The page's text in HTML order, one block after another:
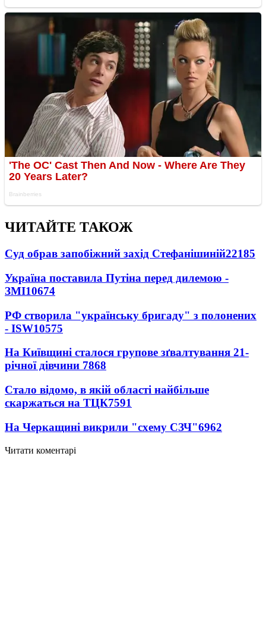
ЧИТАЙТЕ ТАКОЖ
Суд обрав запобіжний захід Стефанішиній22185
Україна поставила Путіна перед дилемою -
ЗМІ10674
РФ створила "українську бригаду" з полонених
- ISW10575
На Київщині сталося групове зґвалтування 21-
річної дівчини 7868
Стало відомо, в якій області найбільше
скаржаться на ТЦК7591
На Черкащині викрили "схему СЗЧ"6962
Читати коментарі